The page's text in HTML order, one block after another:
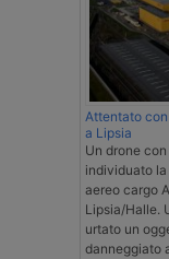
Attentato
a Lipsia
Un drone
individuato
aereo cargo
Lipsia/Halle.
urtato un
danneggiato